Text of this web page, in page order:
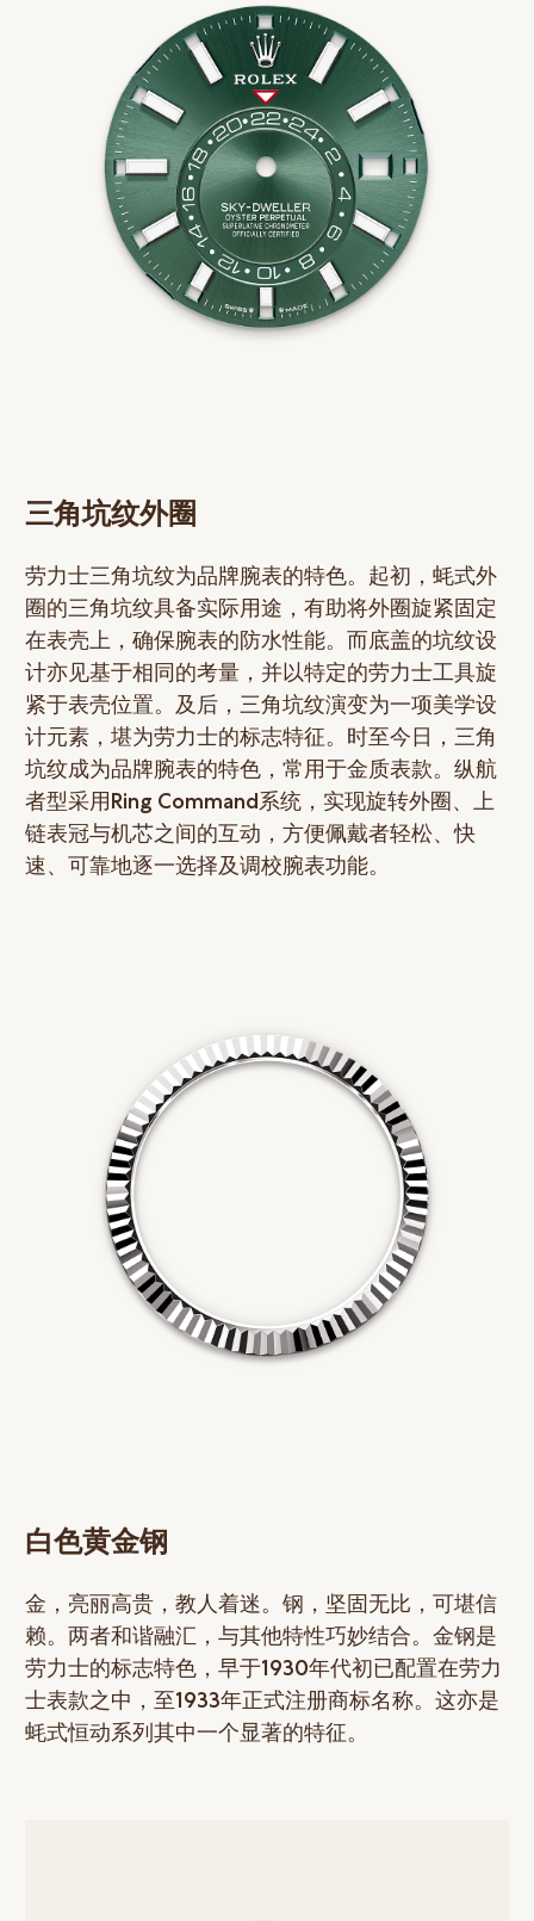
三角坑纹外圈
劳力士三角坑纹为品牌腕表的特色。起初，蚝式外
圈的三角坑纹具备实际用途，有助将外圈旋紧固定
在表壳上，确保腕表的防水性能。而底盖的坑纹设
计亦见基于相同的考量，并以特定的劳力士工具旋
紧于表壳位置。及后，三角坑纹演变为一项美学设
计元素，堪为劳力士的标志特征。时至今日，三角
坑纹成为品牌腕表的特色，常用于金质表款。纵航
者型采用Ring Command系统，实现旋转外圈、上
链表冠与机芯之间的互动，方便佩戴者轻松、快
速、可靠地逐一选择及调校腕表功能。
白色黄金钢
金，亮丽高贵，教人着迷。钢，坚固无比，可堪信
赖。两者和谐融汇，与其他特性巧妙结合。金钢是
劳力士的标志特色，早于1930年代初已配置在劳力
士表款之中，至1933年正式注册商标名称。这亦是
蚝式恒动系列其中一个显著的特征。